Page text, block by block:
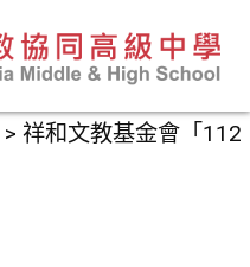
> 祥和文教基金會「112